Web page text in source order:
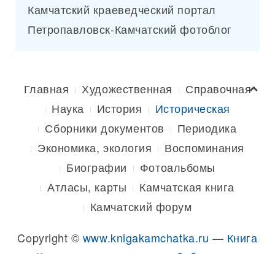
Камчатский краеведческий портал
Петропавловск-Камчатский фотоблог
Главная Художественная
Справочная
Наука
История
Историческая
Сборники документов
Периодика
Экономика, экология
Воспоминания
Биографии
Фотоальбомы
Атласы, карты
Камчатская книга
Камчатский форум
Copyright © www.knigakamchatka.ru — Книга